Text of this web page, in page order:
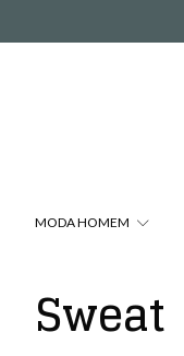
MODA HOMEM
Sweat